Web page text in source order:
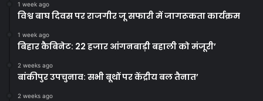
1 week ago
विश्व बाघ दिवस पर राजगीर जू सफारी में जागरूकता कार्यक्रम
1 week ago
बिहार कैबिनेट: 22 हजार आंगनबाड़ी बहाली को मंजूरी’
2 weeks ago
बांकीपुर उपचुनाव: सभी बूथों पर केंद्रीय बल तैनात’
2 weeks ago